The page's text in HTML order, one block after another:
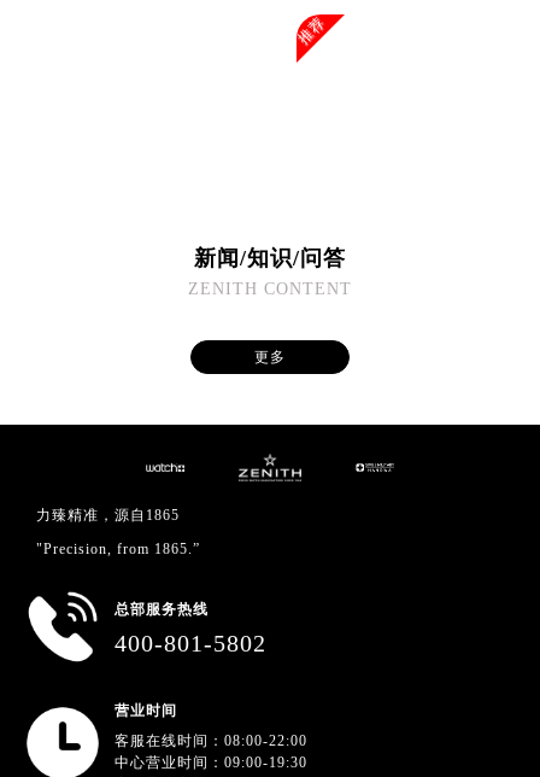
推荐
新闻/知识/问答
ZENITH CONTENT
更多
力臻精准，源自1865
"Precision, from 1865.”
总部服务热线
400-801-5802
营业时间
客服在线时间：08:00-22:00
中心营业时间：09:00-19:30